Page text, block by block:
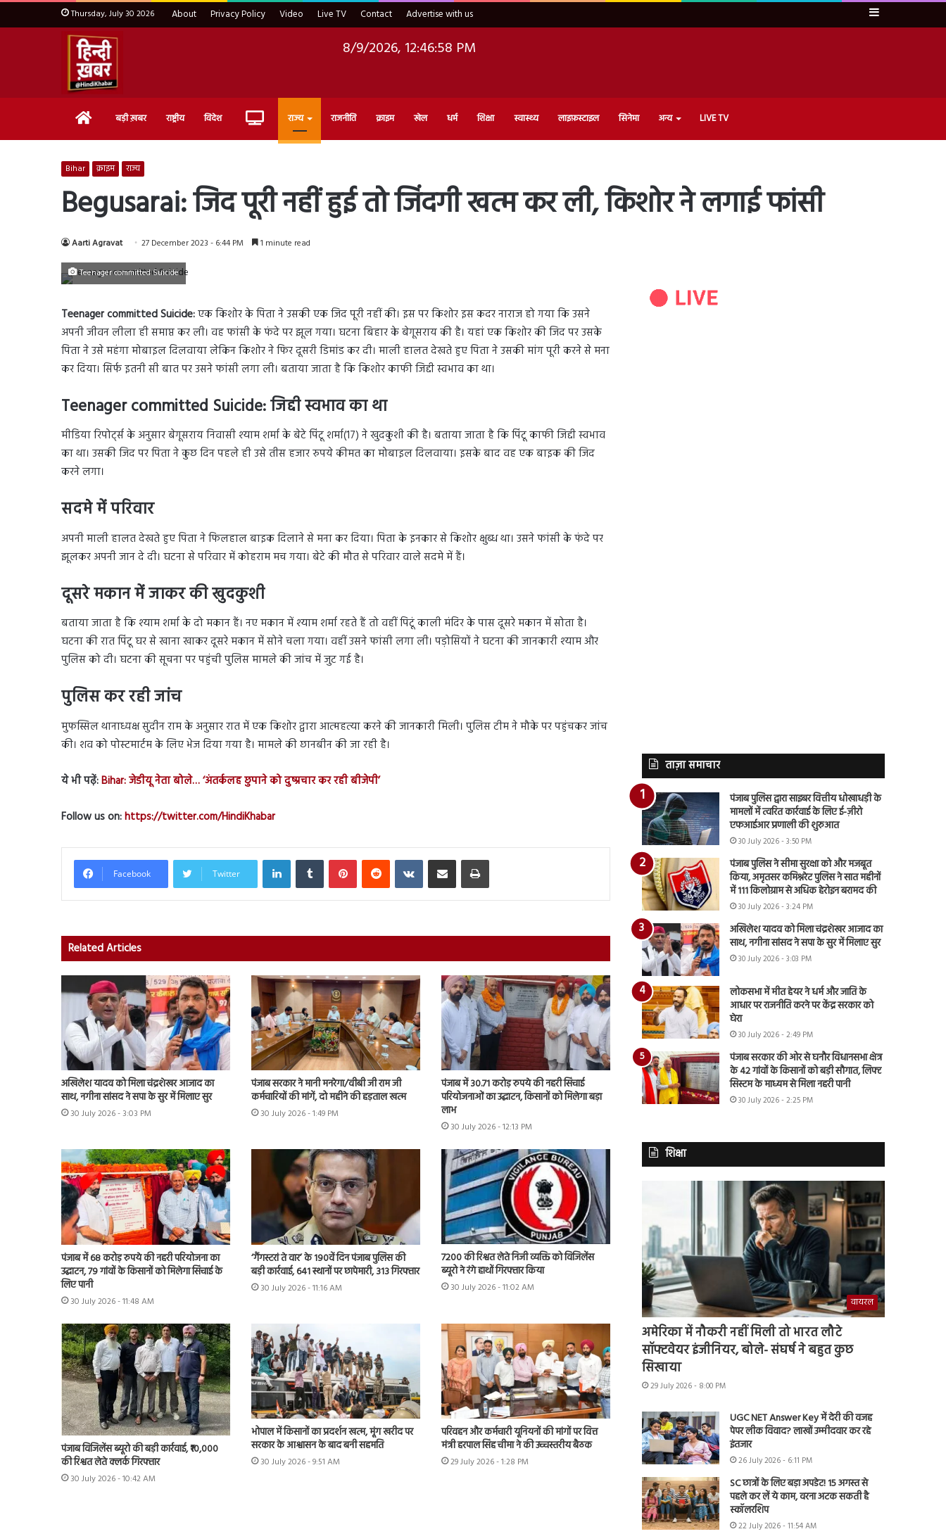
Thursday, July 30 2026 About Privacy Policy Video Live TV Contact Advertise with us Sidebar
8/9/2026, 12:46:59 PM
Home बड़ी ख़बर राष्ट्रीय विदेश Live राज्य राजनीति क्राइम खेल धर्म शिक्षा स्वास्थ्य लाइफ़स्टाइल सिनेमा अन्य LIVE TV
Bihar क्राइम राज्य
Begusarai: जिद पूरी नहीं हुई तो जिंदगी खत्म कर ली, किशोर ने लगाई फांसी
Aarti Agravat 27 December 2023 - 6:44 PM 1 minute read
Teenager committed Suicide
Teenager committed Suicide:एक किशोर के पिता ने उसकी एक जिद पूरी नहीं की। इस पर किशोर इस कदर नाराज हो गया कि उसने
अपनी जीवन लीला ही समाप्त कर ली। वह फांसी के फंदे पर झूल गया। घटना बिहार के बेगूसराय की है। यहां एक किशोर की जिद पर उसके
पिता ने उसे महंगा मोबाइल दिलवाया लेकिन किशोर ने फिर दूसरी डिमांड कर दी। माली हालत देखते हुए पिता ने उसकी मांग पूरी करने से मना
कर दिया। सिर्फ इतनी सी बात पर उसने फांसी लगा ली। बताया जाता है कि किशोर काफी जिद्दी स्वभाव का था।
Teenager committed Suicide: जिद्दी स्वभाव का था
मीडिया रिपोर्ट्स के अनुसार बेगूसराय निवासी श्याम शर्मा के बेटे पिंटू शर्मा(17) ने खुदकुशी की है। बताया जाता है कि पिंटू काफी जिद्दी स्वभाव
का था। उसकी जिद पर पिता ने कुछ दिन पहले ही उसे तीस हजार रुपये कीमत का मोबाइल दिलवाया। इसके बाद वह एक बाइक की जिद
करने लगा।
सदमे में परिवार
अपनी माली हालत देखते हुए पिता ने फिलहाल बाइक दिलाने से मना कर दिया। पिता के इनकार से किशोर क्षुब्ध था। उसने फांसी के फंदे पर
झूलकर अपनी जान दे दी। घटना से परिवार में कोहराम मच गया। बेटे की मौत से परिवार वाले सदमे में हैं।
दूसरे मकान में जाकर की खुदकुशी
बताया जाता है कि श्याम शर्मा के दो मकान हैं। नए मकान में श्याम शर्मा रहते हैं तो वहीं पिटूं काली मंदिर के पास दूसरे मकान में सोता है।
घटना की रात पिंटू घर से खाना खाकर दूसरे मकान में सोने चला गया। वहीं उसने फांसी लगा ली। पड़ोसियों ने घटना की जानकारी श्याम और
पुलिस को दी। घटना की सूचना पर पहुंची पुलिस मामले की जांच में जुट गई है।
पुलिस कर रही जांच
मुफस्सिल थानाध्यक्ष सुदीन राम के अनुसार रात में एक किशोर द्वारा आत्महत्या करने की जानकारी मिली। पुलिस टीम ने मौके पर पहुंचकर जांच
की। शव को पोस्टमार्टम के लिए भेज दिया गया है। मामले की छानबीन की जा रही है।
ये भी पढ़ें:Bihar: जेडीयू नेता बोले… ‘अंतर्कलह छुपाने को दुष्प्रचार कर रही बीजेपी’
Follow us on:https://twitter.com/HindiKhabar
Facebook Twitter
LinkedInTumblr PinterestReddit VKontakteShare via Email Print
Related Articles
अखिलेश यादव को मिला चंद्रशेखर आजाद का
साथ, नगीना सांसद ने सपा के सुर में मिलाए सुर
30 July 2026 - 3:03 PM
पंजाब सरकार ने मानी मनरेगा/वीबी जी राम जी
कर्मचारियों की मांगें, दो महीने की हड़ताल खत्म
30 July 2026 - 1:49 PM
पंजाब में 30.71 करोड़ रुपये की नहरी सिंचाई
परियोजनाओं का उद्घाटन, किसानों को मिलेगा बड़ा
लाभ
30 July 2026 - 12:13 PM
पंजाब में 68 करोड़ रुपये की नहरी परियोजना का
उद्घाटन, 79 गांवों के किसानों को मिलेगा सिंचाई के
लिए पानी
30 July 2026 - 11:48 AM
‘गैंगस्टरां ते वार’ के 190वें दिन पंजाब पुलिस की
बड़ी कार्रवाई, 641 स्थानों पर छापेमारी, 313 गिरफ्तार
30 July 2026 - 11:16 AM
7200 की रिश्वत लेते निजी व्यक्ति को विजिलेंस
ब्यूरो ने रंगे हाथों गिरफ्तार किया
30 July 2026 - 11:02 AM
पंजाब विजिलेंस ब्यूरो की बड़ी कार्रवाई, ₹10,000
की रिश्वत लेते क्लर्क गिरफ्तार
30 July 2026 - 10:42 AM
भोपाल में किसानों का प्रदर्शन खत्म, मूंग खरीद पर
सरकार के आश्वासन के बाद बनी सहमति
30 July 2026 - 9:51 AM
परिवहन और कर्मचारी यूनियनों की मांगों पर वित्त
मंत्री हरपाल सिंह चीमा ने की उच्चस्तरीय बैठक
29 July 2026 - 1:28 PM
ताज़ा समाचार
पंजाब पुलिस द्वारा साइबर वित्तीय धोखाधड़ी के
मामलों में त्वरित कार्रवाई के लिए ई-ज़ीरो
एफआईआर प्रणाली की शुरुआत
30 July 2026 - 3:50 PM
पंजाब पुलिस ने सीमा सुरक्षा को और मजबूत
किया, अमृतसर कमिश्नरेट पुलिस ने सात महीनों
में 111 किलोग्राम से अधिक हेरोइन बरामद की
30 July 2026 - 3:24 PM
अखिलेश यादव को मिला चंद्रशेखर आजाद का
साथ, नगीना सांसद ने सपा के सुर में मिलाए सुर
30 July 2026 - 3:03 PM
लोकसभा में मीत हेयर ने धर्म और जाति के
आधार पर राजनीति करने पर केंद्र सरकार को
घेरा
30 July 2026 - 2:49 PM
पंजाब सरकार की ओर से घनौर विधानसभा क्षेत्र
के 42 गांवों के किसानों को बड़ी सौगात, लिफ्ट
सिस्टम के माध्यम से मिला नहरी पानी
30 July 2026 - 2:25 PM
शिक्षा
वायरल
अमेरिका में नौकरी नहीं मिली तो भारत लौटे
सॉफ्टवेयर इंजीनियर, बोले- संघर्ष ने बहुत कुछ
सिखाया
29 July 2026 - 8:00 PM
UGC NET Answer Key में देरी की वजह
पेपर लीक विवाद? लाखों उम्मीदवार कर रहे
इंतजार
26 July 2026 - 6:11 PM
SC छात्रों के लिए बड़ा अपडेट! 15 अगस्त से
पहले कर लें ये काम, वरना अटक सकती है
स्कॉलरशिप
22 July 2026 - 11:54 AM